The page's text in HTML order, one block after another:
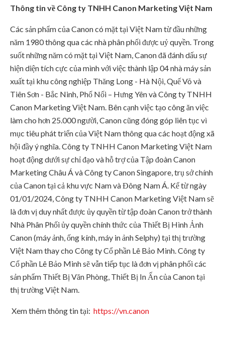
Thông tin về Công ty TNHH Canon Marketing Việt Nam
Các sản phẩm của Canon có mặt tại Việt Nam từ đầu những
năm 1980 thông qua các nhà phân phối được uỷ quyền. Trong
suốt những năm có mặt tại Việt Nam, Canon đã đánh dấu sự
hiện diện tích cực của mình với việc thành lập 04 nhà máy sản
xuất tại khu công nghiệp Thăng Long - Hà Nội, Quế Võ và
Tiên Sơn - Bắc Ninh, Phố Nối – Hưng Yên và Công ty TNHH
Canon Marketing Việt Nam. Bên cạnh việc tạo công ăn việc
làm cho hơn 25.000 người, Canon cũng đóng góp liên tục vì
mục tiêu phát triển của Việt Nam thông qua các hoạt động xã
hội đầy ý nghĩa. Công ty TNHH Canon Marketing Việt Nam
hoạt động dưới sự chỉ đạo và hỗ trợ của Tập đoàn Canon
Marketing Châu Á và Công ty Canon Singapore, trụ sở chính
của Canon tại cả khu vực Nam và Đông Nam Á. Kể từ ngày
01/01/2024, Công ty TNHH Canon Marketing Việt Nam sẽ
là đơn vị duy nhất được ủy quyền từ tập đoàn Canon trở thành
Nhà Phân Phối ủy quyền chính thức của Thiết Bị Hình Ảnh
Canon (máy ảnh, ống kính, máy in ảnh Selphy) tại thị trường
Việt Nam thay cho Công ty Cổ phần Lê Bảo Minh. Công ty
Cổ phần Lê Bảo Minh sẽ vẫn tiếp tục là đơn vị phân phối các
sản phẩm Thiết Bị Văn Phòng, Thiết Bị In Ấn của Canon tại
thị trường Việt Nam.
Xem thêm thông tin tại: https://vn.canon